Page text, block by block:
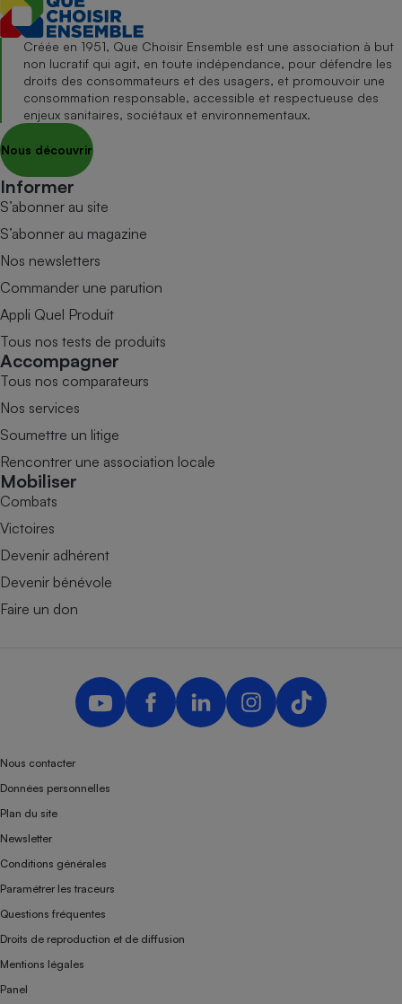
Créée en 1951, Que Choisir Ensemble est une association à but
non lucratif qui agit, en toute indépendance, pour défendre les
droits des consommateurs et des usagers, et promouvoir une
consommation responsable, accessible et respectueuse des
enjeux sanitaires, sociétaux et environnementaux.
Nous découvrir
Informer
S’abonner au site
S’abonner au magazine
Nos newsletters
Commander une parution
Appli Quel Produit
Tous nos tests de produits
Accompagner
Tous nos comparateurs
Nos services
Soumettre un litige
Rencontrer une association locale
Mobiliser
Combats
Victoires
Devenir adhérent
Devenir bénévole
Faire un don
Nous contacter
Données personnelles
Plan du site
Newsletter
Conditions générales
Paramétrer les traceurs
Questions fréquentes
Droits de reproduction et de diffusion
Mentions légales
Panel